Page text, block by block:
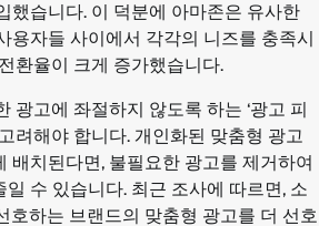
했습니다. 이 덕분에 아마존은 유사한
용자들 사이에서 각각의 니즈를 충족시
환율이 크게 증가했습니다.
광고에 좌절하지 않도록 하는 ‘광고 피
려해야 합니다. 개인화된 맞춤형 광고
배치된다면, 불필요한 광고를 제거하여
수 있습니다. 최근 조사에 따르면, 소
호하는 브랜드의 맞춤형 광고를 더 선호